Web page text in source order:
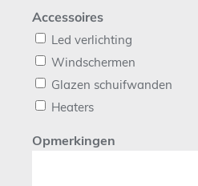
Accessoires
Led verlichting
Windschermen
Glazen schuifwanden
Heaters
Opmerkingen